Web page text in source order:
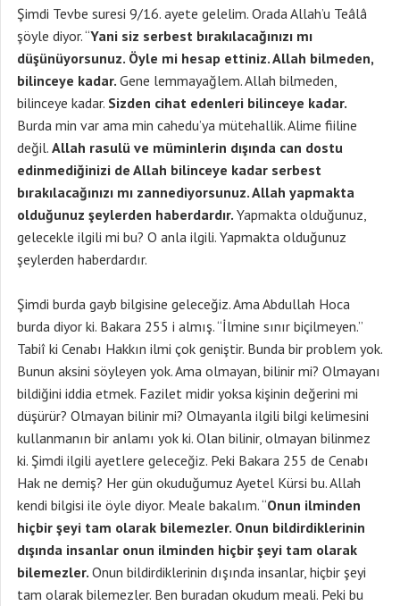
Şimdi Tevbe suresi 9/16. ayete gelelim. Orada Allah’u Teâlâ
şöyle diyor. “Yani siz serbest bırakılacağınızı mı
düşünüyorsunuz. Öyle mi hesap ettiniz. Allah bilmeden,
bilinceye kadar. Gene lemmayağlem. Allah bilmeden,
bilinceye kadar. Sizden cihat edenleri bilinceye kadar.
Burda min var ama min cahedu’ya mütehallik. Alime fiiline
değil. Allah rasulü ve müminlerin dışında can dostu
edinmediğinizi de Allah bilinceye kadar serbest
bırakılacağınızı mı zannediyorsunuz. Allah yapmakta
olduğunuz şeylerden haberdardır. Yapmakta olduğunuz,
gelecekle ilgili mi bu? O anla ilgili. Yapmakta olduğunuz
şeylerden haberdardır.
Şimdi burda gayb bilgisine geleceğiz. Ama Abdullah Hoca
burda diyor ki. Bakara 255 i almış. “İlmine sınır biçilmeyen.”
Tabiî ki Cenabı Hakkın ilmi çok geniştir. Bunda bir problem yok.
Bunun aksini söyleyen yok. Ama olmayan, bilinir mi? Olmayanı
bildiğini iddia etmek. Fazilet midir yoksa kişinin değerini mi
düşürür? Olmayan bilinir mi? Olmayanla ilgili bilgi kelimesini
kullanmanın bir anlamı yok ki. Olan bilinir, olmayan bilinmez
ki. Şimdi ilgili ayetlere geleceğiz. Peki Bakara 255 de Cenabı
Hak ne demiş? Her gün okuduğumuz Ayetel Kürsi bu. Allah
kendi bilgisi ile öyle diyor. Meale bakalım. “Onun ilminden
hiçbir şeyi tam olarak bilemezler. Onun bildirdiklerinin
dışında insanlar onun ilminden hiçbir şeyi tam olarak
bilemezler. Onun bildirdiklerinin dışında insanlar, hiçbir şeyi
tam olarak bilemezler. Ben buradan okudum meali. Peki bu